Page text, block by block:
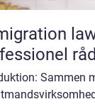
lawyer i
Sammen